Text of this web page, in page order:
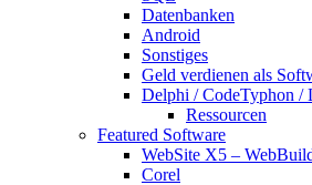
Datenbanken
Android
Sonstiges
Geld verdienen als
Delphi / CodeTyphon /
Ressourcen
Featured Software
WebSite X5 –
Corel